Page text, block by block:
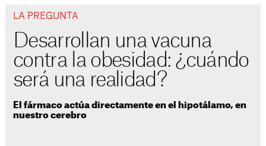
LA PREGUNTA
Desarrollan una vacuna
contra la obesidad: ¿cuándo
será una realidad?
El fármaco actúa directamente en el hipotálamo, en
nuestro cerebro